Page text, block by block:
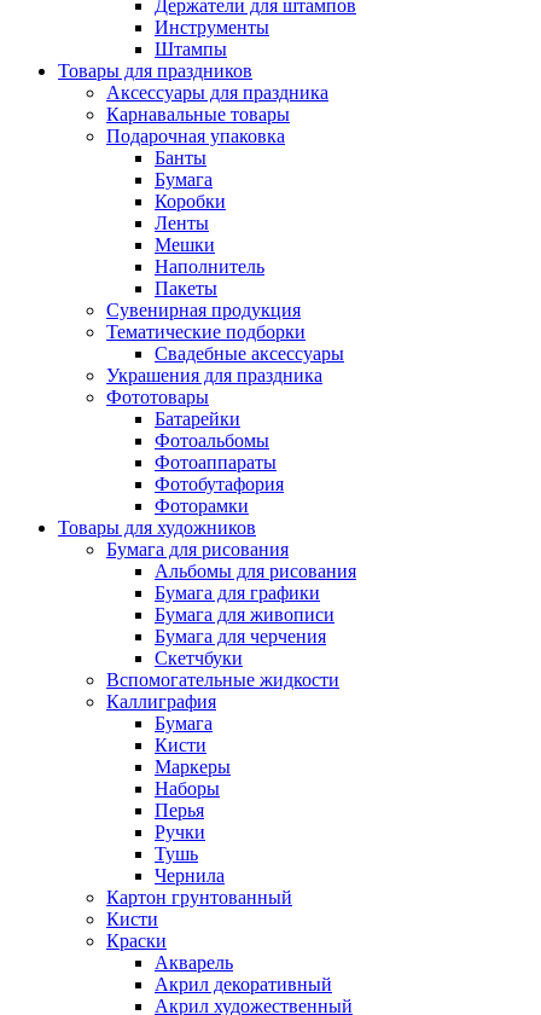
Держатели для штампов
Инструменты
Штампы
Товары для праздников
Аксессуары для праздника
Карнавальные товары
Подарочная упаковка
Банты
Бумага
Коробки
Ленты
Мешки
Наполнитель
Пакеты
Сувенирная продукция
Тематические подборки
Свадебные аксессуары
Украшения для праздника
Фототовары
Батарейки
Фотоальбомы
Фотоаппараты
Фотобутафория
Фоторамки
Товары для художников
Бумага для рисования
Альбомы для рисования
Бумага для графики
Бумага для живописи
Бумага для черчения
Скетчбуки
Вспомогательные жидкости
Каллиграфия
Бумага
Кисти
Маркеры
Наборы
Перья
Ручки
Тушь
Чернила
Картон грунтованный
Кисти
Краски
Акварель
Акрил декоративный
Акрил художественный